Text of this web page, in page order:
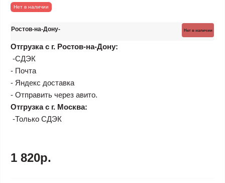
Нет в наличии
Ростов-на-Дону Нет в наличии
Отгрузка с г. Ростов-на-Дону:
-СДЭК
- Почта
- Яндекс доставка
- Отправить через авито.
Отгрузка с г. Москва:
-Только СДЭК
1 820р.